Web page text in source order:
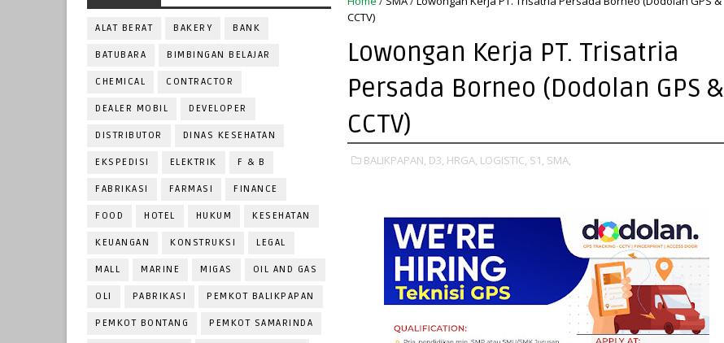
ALAT BERAT BAKERY BANK
BATUBARA BIMBINGAN BELAJAR
CHEMICAL CONTRACTOR
DEALER MOBIL DEVELOPER
DISTRIBUTOR DINAS KESEHATAN
EKSPEDISI ELEKTRIK F & B
FABRIKASI FARMASI FINANCE
FOOD HOTEL HUKUM KESEHATAN
KEUANGAN KONSTRUKSI LEGAL
MALL MARINE MIGAS OIL AND GAS
OLI PABRIKASI PEMKOT BALIKPAPAN
PEMKOT BONTANG PEMKOT SAMARINDA
CCTV)
Lowongan Kerja PT. Trisatria
Persada Borneo (Dodolan GPS &
CCTV)
BALIKPAPAN, D3, HRGA, LOGISTIC, S1, SMA,